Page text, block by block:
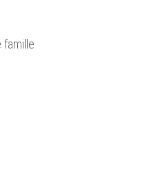
famille